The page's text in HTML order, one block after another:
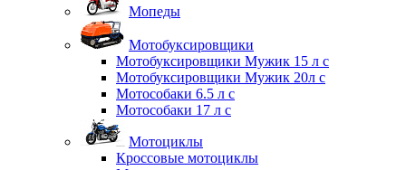
Мопеды
Мотобуксировщики
Мотобуксировщики Мужик 15 л с
Мотобуксировщики Мужик 20л с
Мотособаки 6.5 л с
Мотособаки 17 л с
Мотоциклы
Кроссовые мотоциклы